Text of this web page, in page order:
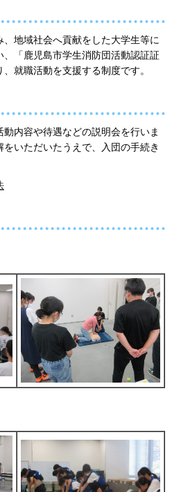
地域社会へ貢献をした大学生等に
「鹿児島市学生消防団活動認証証
就職活動を支援する制度です。
内容や待遇などの説明会を行いま
いただいたうえで、入団の手続き